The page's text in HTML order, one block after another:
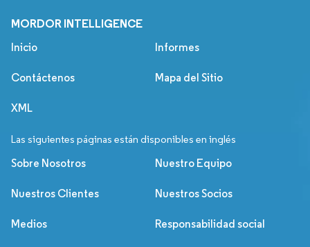
MORDOR INTELLIGENCE
Inicio Informes
Contáctenos Mapa del Sitio
XML
Las siguientes páginas están disponibles en inglés
Sobre Nosotros Nuestro Equipo
Nuestros Clientes Nuestros Socios
Medios Responsabilidad social